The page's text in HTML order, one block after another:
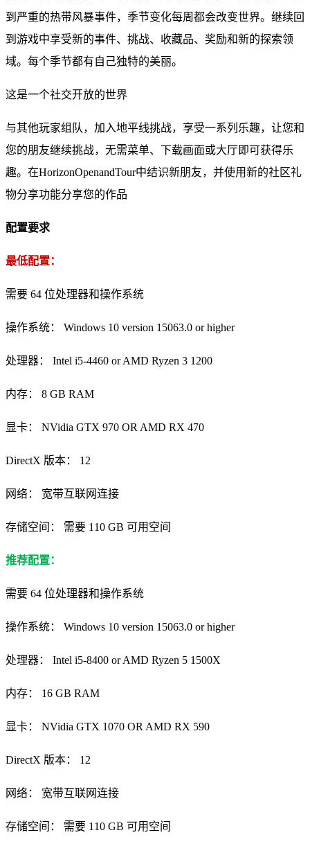
到严重的热带风暴事件，季节变化每周都会改变世界。继续回
到游戏中享受新的事件、挑战、收藏品、奖励和新的探索领
域。每个季节都有自己独特的美丽。
这是一个社交开放的世界
与其他玩家组队，加入地平线挑战，享受一系列乐趣，让您和
您的朋友继续挑战，无需菜单、下载画面或大厅即可获得乐
趣。在HorizonOpenandTour中结识新朋友，并使用新的社区礼
物分享功能分享您的作品
配置要求
最低配置：
需要 64 位处理器和操作系统
操作系统： Windows 10 version 15063.0 or higher
处理器： Intel i5-4460 or AMD Ryzen 3 1200
内存： 8 GB RAM
显卡： NVidia GTX 970 OR AMD RX 470
DirectX 版本： 12
网络： 宽带互联网连接
存储空间： 需要 110 GB 可用空间
推荐配置：
需要 64 位处理器和操作系统
操作系统： Windows 10 version 15063.0 or higher
处理器： Intel i5-8400 or AMD Ryzen 5 1500X
内存： 16 GB RAM
显卡： NVidia GTX 1070 OR AMD RX 590
DirectX 版本： 12
网络： 宽带互联网连接
存储空间： 需要 110 GB 可用空间